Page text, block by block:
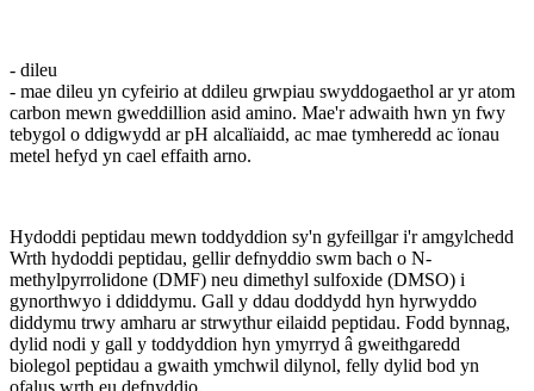
- dileu
- mae dileu yn cyfeirio at ddileu grwpiau swyddogaethol ar yr atom
carbon mewn gweddillion asid amino. Mae'r adwaith hwn yn fwy
tebygol o ddigwydd ar pH alcalïaidd, ac mae tymheredd ac ïonau
metel hefyd yn cael effaith arno.
Hydoddi peptidau mewn toddyddion sy'n gyfeillgar i'r amgylchedd
Wrth hydoddi peptidau, gellir defnyddio swm bach o N-
methylpyrrolidone (DMF) neu dimethyl sulfoxide (DMSO) i
gynorthwyo i ddiddymu. Gall y ddau doddydd hyn hyrwyddo
diddymu trwy amharu ar strwythur eilaidd peptidau. Fodd bynnag,
dylid nodi y gall y toddyddion hyn ymyrryd â gweithgaredd
biolegol peptidau a gwaith ymchwil dilynol, felly dylid bod yn
ofalus wrth eu defnyddio.